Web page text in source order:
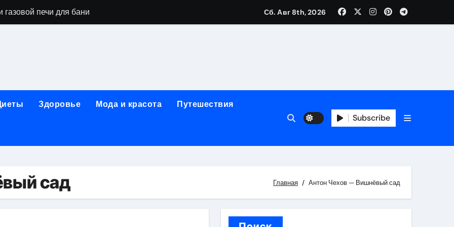
печи для бани
применения GPU-серверов
обучения и актуальные профессиональные ориентиры
реабилитации при алкогольной зависимости: персональный подход и лицензированные врачи
принципы, показания и этапы установки импланта за один день
МРТ на современном магнитно-резонансном томографе
промышленности в Узбекистане
Сб. Авг 8th, 2026
Здоровье Мода и красота Путешествия
Subscribe
сад Главная Антон Чехов — Вишнёвый сад